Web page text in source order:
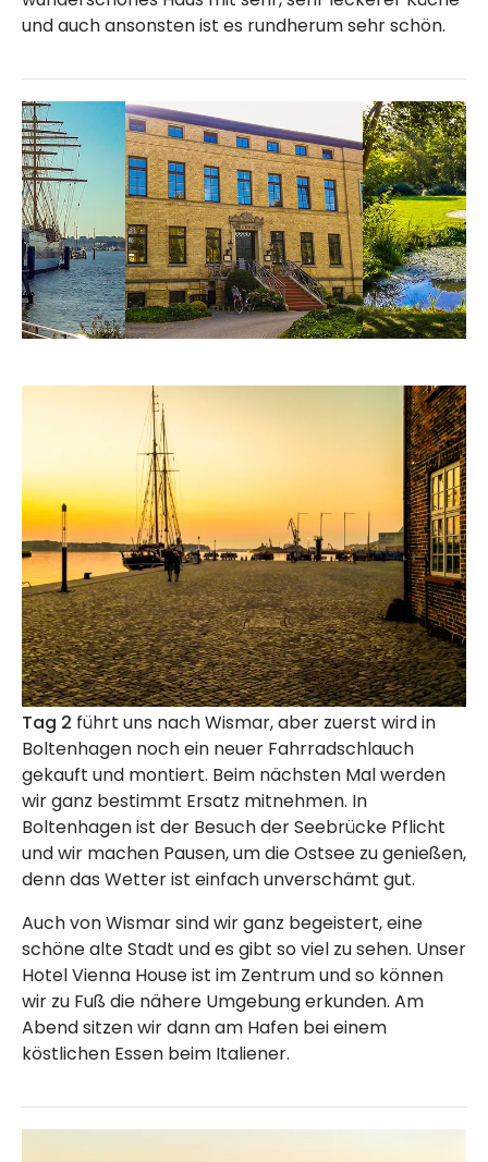
und auch ansonsten ist es rundherum sehr schön.
Tag 2 führt uns nach Wismar, aber zuerst wird in
Boltenhagen noch ein neuer Fahrradschlauch
gekauft und montiert. Beim nächsten Mal werden
wir ganz bestimmt Ersatz mitnehmen. In
Boltenhagen ist der Besuch der Seebrücke Pflicht
und wir machen Pausen, um die Ostsee zu genießen,
denn das Wetter ist einfach unverschämt gut.
Auch von Wismar sind wir ganz begeistert, eine
schöne alte Stadt und es gibt so viel zu sehen. Unser
Hotel Vienna House ist im Zentrum und so können
wir zu Fuß die nähere Umgebung erkunden. Am
Abend sitzen wir dann am Hafen bei einem
köstlichen Essen beim Italiener.